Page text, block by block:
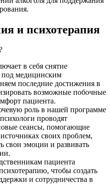
и психотерапия
в себя снятие
под медицинским
последние достижения в
возможные побочные
пациента.
роль в нашей программе
проводят
сеансы, помогающие
своих проблем,
свои эмоции и развивать
пациента
чтобы создать
и сотрудничества в